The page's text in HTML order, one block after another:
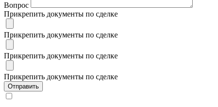
Вопрос
Прикрепить документы по сделке
Прикрепить документы по сделке
Прикрепить документы по сделке
Прикрепить документы по сделке